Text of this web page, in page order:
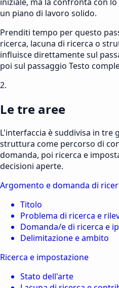
un piano di lavoro solido.
Prenditi tempo per questo
ricerca, lacuna di ricerca o
influisce direttamente sul
poi sul passaggio Testo
2.
Le tre aree
L'interfaccia è suddivisa in tre
struttura come percorso di
domanda, poi ricerca e
decisioni aperte.
Argomento e domanda di
Titolo
Problema di ricerca e
Domanda/e di ricerca e
Delimitazione e ambito
Ricerca e impostazione
Stato dell'arte